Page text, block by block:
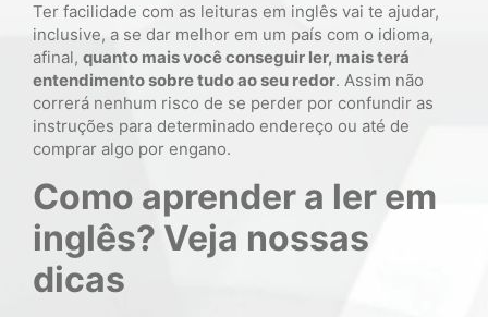
Ter facilidade com as leituras em inglês vai te ajudar,
inclusive, a se dar melhor em um país com o idioma,
afinal, quanto mais você conseguir ler, mais terá
entendimento sobre tudo ao seu redor. Assim não
correrá nenhum risco de se perder por confundir as
instruções para determinado endereço ou até de
comprar algo por engano.
Como aprender a ler em
inglês? Veja nossas
dicas